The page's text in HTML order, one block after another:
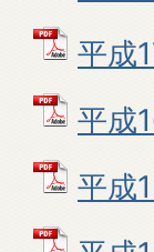
平成
平成
平成